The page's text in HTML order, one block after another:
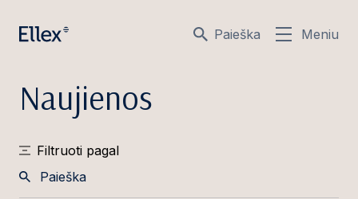
Paieška Meniu
Naujienos
Filtruoti pagal